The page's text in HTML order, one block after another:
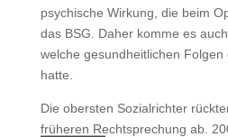
psychische Wirkung, die beim
das BSG. Daher komme es
welche gesundheitlichen
hatte.
Die obersten Sozialrichter
früheren Rechtsprechung ab.